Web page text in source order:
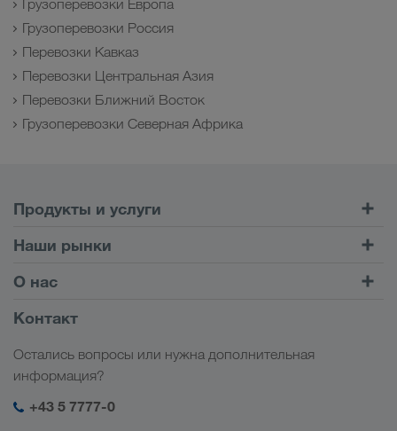
Грузоперевозки Европа
Грузоперевозки Россия
Перевозки Кавказ
Перевозки Центральная Азия
Перевозки Ближний Восток
Грузоперевозки Северная Африка
Продукты и услуги
Автомобильные перевозки
Клиентский портал CONNECT
Цифровые решения
Мой вход в систему LKW WALTER
Наши рынки
Европа
Кавказ
Центральная Азия
Ближний Восток
Северная Африка
О нас
Информация о компании
Социальная ответственность
Контакт
Остались вопросы или нужна дополнительная
информация?
+43 5 7777-0